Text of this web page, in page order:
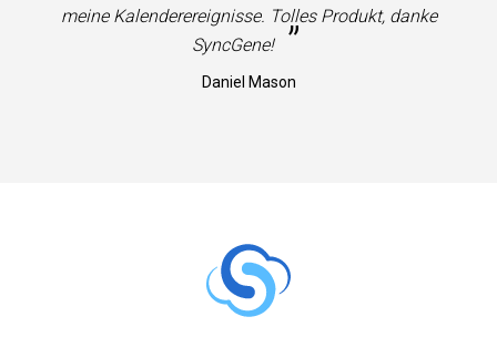
meine Kalenderereignisse. Tolles Produkt, danke
SyncGene!
”
Daniel Mason